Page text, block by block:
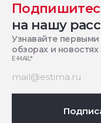
на нашу
Узнавайте первыми
обзорах и
E-MAIL*